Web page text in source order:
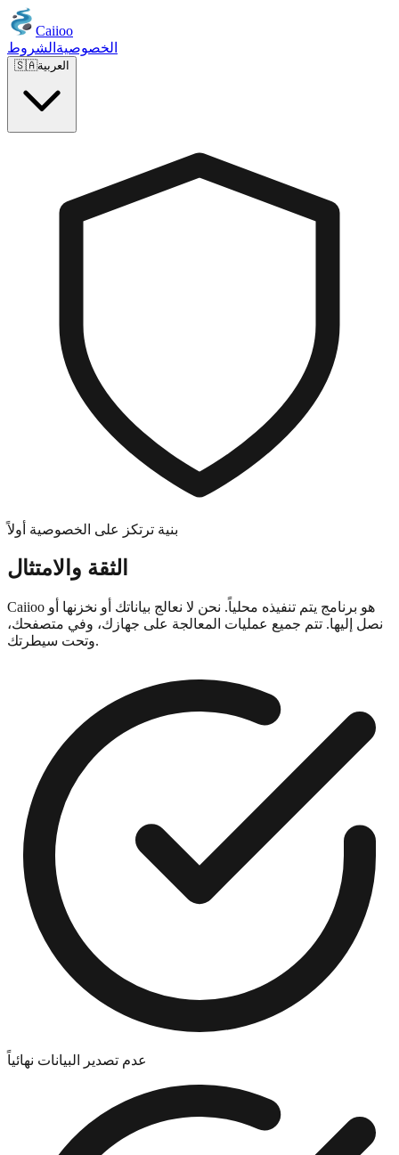
Caiioo
الخصوصية الشروط
🇸🇦العربية
بنية ترتكز على الخصوصية أولاً
الثقة والامتثال
Caiioo هو برنامج يتم تنفيذه محلياً. نحن لا نعالج بياناتك أو نخزنها أو
نصل إليها. تتم جميع عمليات المعالجة على جهازك، وفي متصفحك،
وتحت سيطرتك.
عدم تصدير البيانات نهائياً